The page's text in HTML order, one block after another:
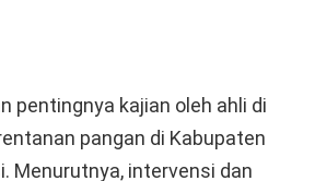
pentingnya kajian oleh ahli di
pangan di Kabupaten
Menurutnya, intervensi dan